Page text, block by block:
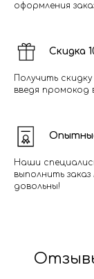
оформления
Скидка
Получить
введя промокод
Наши
выполнить
довольны!